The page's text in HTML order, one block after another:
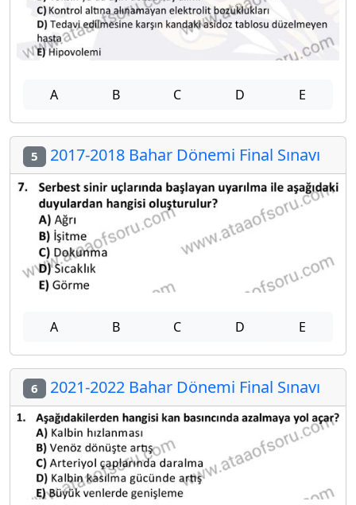
A B C D E
5 2017-2018 Bahar Dönemi Final Sınavı
A B C D E
6 2021-2022 Bahar Dönemi Final Sınavı